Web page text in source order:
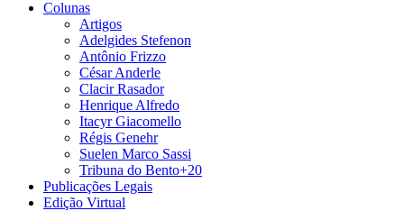
Colunas
Artigos
Adelgides Stefenon
Antônio Frizzo
César Anderle
Clacir Rasador
Henrique Alfredo
Itacyr Giacomello
Régis Genehr
Suelen Marco Sassi
Tribuna do Bento+20
Publicações Legais
Edição Virtual